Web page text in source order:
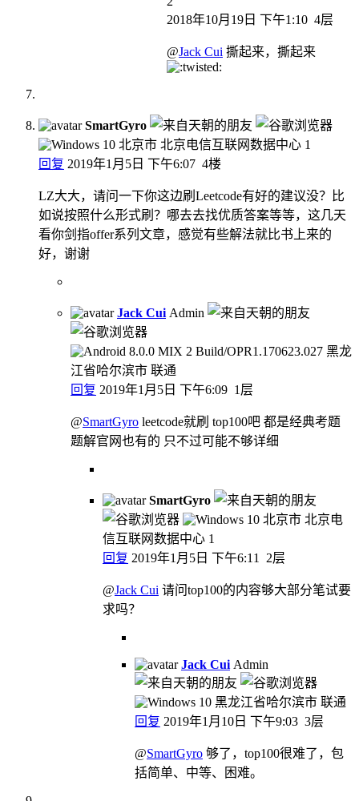
2018年10月19日 下午1:10 4层
@Jack Cui 撕起来，撕起来
SmartGyro
北京市 北京电信互联网数据中心 1
回复 2019年1月5日 下午6:07 4楼
LZ大大，请问一下你这边刷Leetcode有好的建议没？比
如说按照什么形式刷？哪去去找优质答案等等，这几天
看你剑指offer系列文章，感觉有些解法就比书上来的
好，谢谢
Jack Cui Admin
黑龙
江省哈尔滨市 联通
回复 2019年1月5日 下午6:09 1层
@SmartGyro leetcode就刷 top100吧 都是经典考题
题解官网也有的 只不过可能不够详细
SmartGyro
北京市 北京电
信互联网数据中心 1
回复 2019年1月5日 下午6:11 2层
@Jack Cui 请问top100的内容够大部分笔试要
求吗？
Jack Cui Admin
黑龙江省哈尔滨市 联通
回复 2019年1月10日 下午9:03 3层
@SmartGyro 够了，top100很难了，包
括简单、中等、困难。